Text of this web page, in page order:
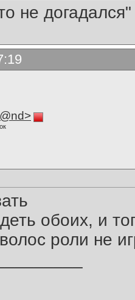
не догадался"
обоих, и
роли не